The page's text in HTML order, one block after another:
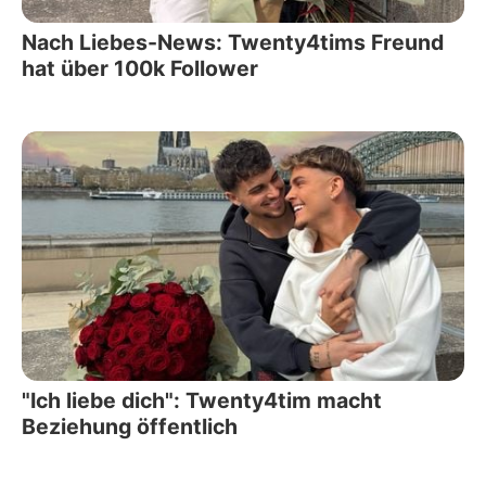
Nach Liebes-News: Twenty4tims Freund
hat über 100k Follower
"Ich liebe dich": Twenty4tim macht
Beziehung öffentlich